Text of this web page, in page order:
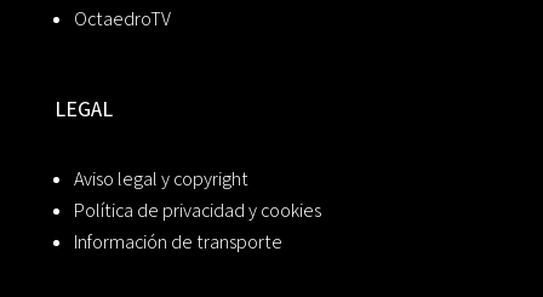
OctaedroTV
LEGAL
Aviso legal y copyright
Política de privacidad y cookies
Información de transporte